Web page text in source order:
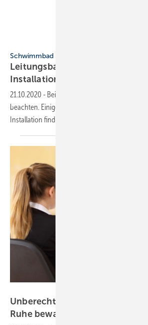
Schwimmbad
Leitungsbau: Wasser- und
Installation für den
21.10.2020 - Beim Leitungsbau rund ums
beachten. Einige der wichtigsten Grundlagen
Installation finden Sie im
Unberechtigte
Ruhe bewahren